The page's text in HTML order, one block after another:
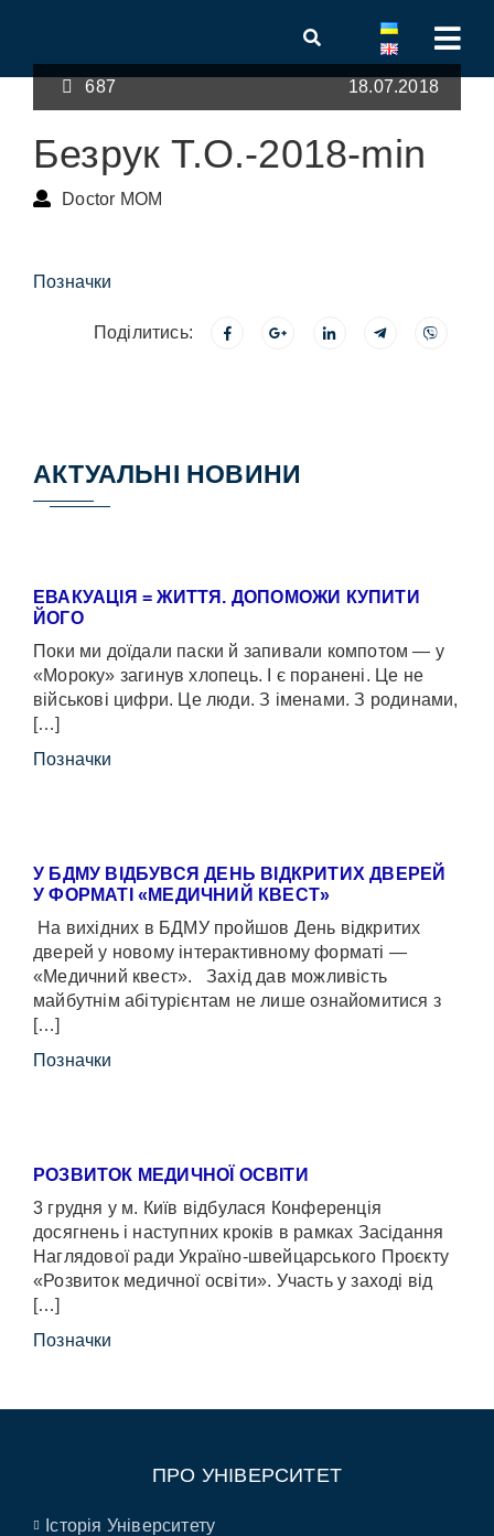
687 18.07.2018
Безрук Т.О.-2018-min
Doctor MOM
Позначки
Поділитись:
АКТУАЛЬНІ НОВИНИ
ЕВАКУАЦІЯ = ЖИТТЯ. ДОПОМОЖИ КУПИТИ
ЙОГО
Поки ми доїдали паски й запивали компотом — у
«Мороку» загинув хлопець. І є поранені. Це не
військові цифри. Це люди. З іменами. З родинами,
[…]
Позначки
У БДМУ ВІДБУВСЯ ДЕНЬ ВІДКРИТИХ ДВЕРЕЙ
У ФОРМАТІ «МЕДИЧНИЙ КВЕСТ»
На вихідних в БДМУ пройшов День відкритих
дверей у новому інтерактивному форматі —
«Медичний квест». Захід дав можливість
майбутнім абітурієнтам не лише ознайомитися з
[…]
Позначки
РОЗВИТОК МЕДИЧНОЇ ОСВІТИ
3 грудня у м. Київ відбулася Конференція
досягнень і наступних кроків в рамках Засідання
Наглядової ради Україно-швейцарського Проєкту
«Розвиток медичної освіти». Участь у заході від
[…]
Позначки
ПРО УНІВЕРСИТЕТ
Історія Університету